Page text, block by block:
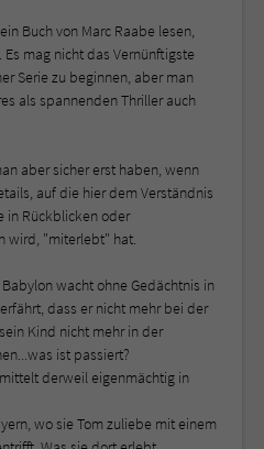
Buch von Marc Raabe lesen,
mag nicht das Vernünftigste
Serie zu beginnen, aber man
als spannenden Thriller auch
aber sicher erst haben, wenn
auf die hier dem Verständnis
in Rückblicken oder
wird, "miterlebt" hat.
wacht ohne Gedächtnis in
dass er nicht mehr bei der
Kind nicht mehr in der
ist passiert?
derweil eigenmächtig in
wo sie Tom zuliebe mit einem